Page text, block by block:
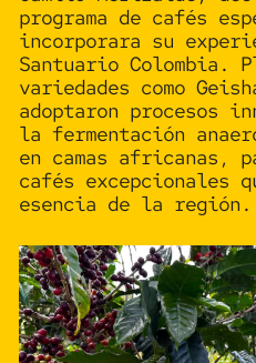
programa de cafés
incorporara su
Santuario Colombia.
variedades como
adoptaron procesos
la fermentación
en camas africanas ,
cafés excepcionales
esencia de la región.